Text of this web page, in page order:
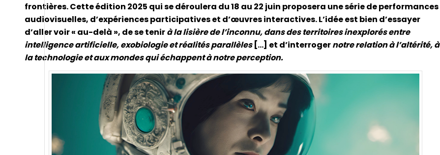
frontières. Cette édition 2025 qui se déroulera du 18 au 22 juin proposera une série de performances
audiovisuelles, d’expériences participatives et d’œuvres interactives. L’idée est bien d’essayer
d’aller voir « au-delà », de se tenirà la lisière de l’inconnu, dans des territoires inexplorés entre
intelligence artificielle, exobiologie et réalités parallèles[…] et d’interrogernotre relation à l’altérité, à
la technologie et aux mondes qui échappent à notre perception.